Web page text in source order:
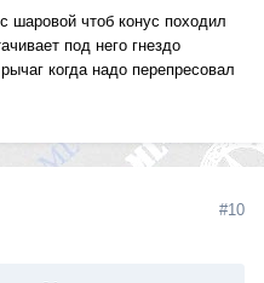
шаровой чтоб конус походил
под него гнездо
когда надо перепресовал
#10